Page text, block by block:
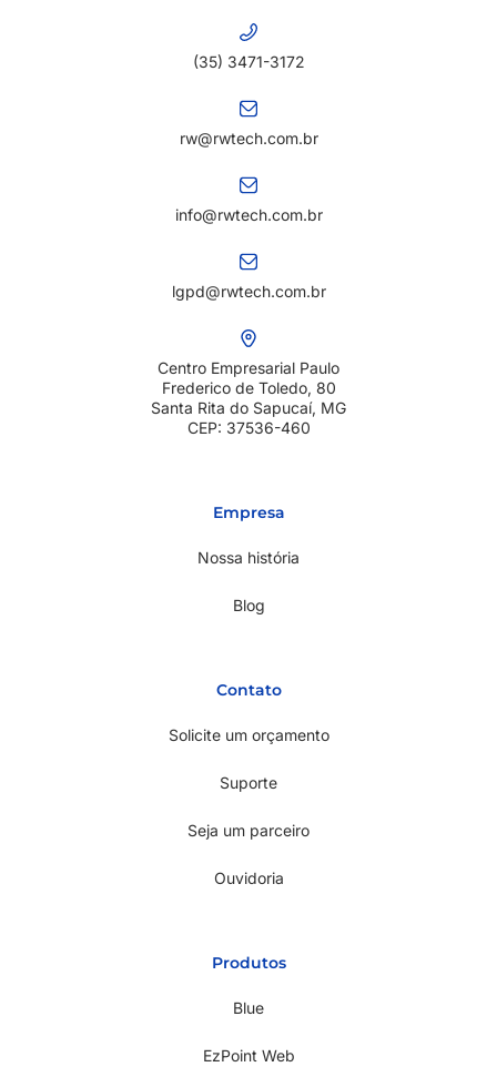
(35) 3471-3172
rw@rwtech.com.br
info@rwtech.com.br
lgpd@rwtech.com.br
Centro Empresarial Paulo
Frederico de Toledo, 80
Santa Rita do Sapucaí, MG
CEP: 37536-460
Empresa
Nossa história
Blog
Contato
Solicite um orçamento
Suporte
Seja um parceiro
Ouvidoria
Produtos
Blue
EzPoint Web